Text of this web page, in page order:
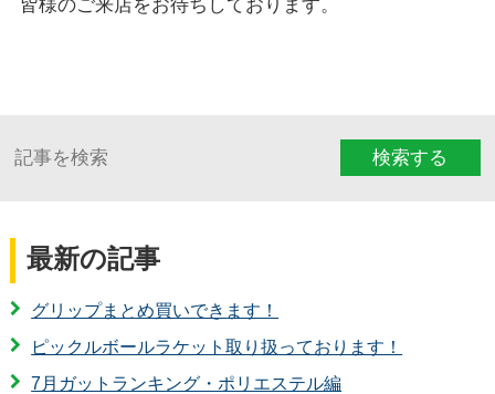
皆様のご来店をお待ちしております。
検索する
最新の記事
グリップまとめ買いできます！
ピックルボールラケット取り扱っております！
7月ガットランキング・ポリエステル編